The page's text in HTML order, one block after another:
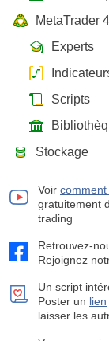
MetaTrader 4
Experts
Scripts
Stockage
Voir
gratuitement
trading
Retrouvez-
Rejoignez
Un script
Poster un lien
laisser les